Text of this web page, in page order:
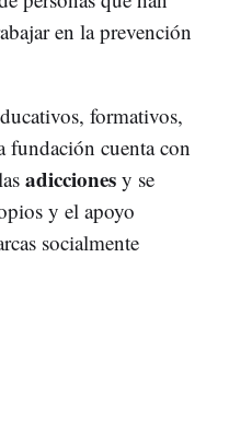
en la prevención
formativos,
fundación cuenta con
adicciones y se
y el apoyo
socialmente